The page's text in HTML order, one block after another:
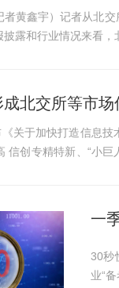
黄鑫宇）记者从北
和行业情况来看，北交所
北交所等市场
关于加快打造信息
信创专精特新、“小
一
30秒快读 今年前三个月，北交所IPO频现企
业“